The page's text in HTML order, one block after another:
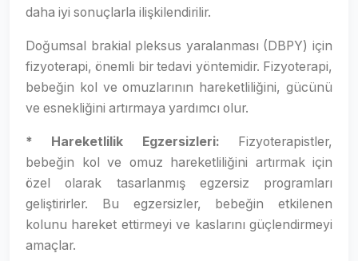
daha iyi sonuçlarla ilişkilendirilir.
Doğumsal brakial pleksus yaralanması (DBPY) için
fizyoterapi, önemli bir tedavi yöntemidir. Fizyoterapi,
bebeğin kol ve omuzlarının hareketliliğini, gücünü
ve esnekliğini artırmaya yardımcı olur.
* Hareketlilik Egzersizleri: Fizyoterapistler,
bebeğin kol ve omuz hareketliliğini artırmak için
özel olarak tasarlanmış egzersiz programları
geliştirirler. Bu egzersizler, bebeğin etkilenen
kolunu hareket ettirmeyi ve kaslarını güçlendirmeyi
amaçlar.